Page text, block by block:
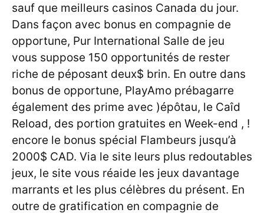
sauf que meilleurs casinos Canada du jour.
Dans façon avec bonus en compagnie de
opportune, Pur International Salle de jeu
vous suppose 150 opportunités de rester
riche de péposant deux$ brin. En outre dans
bonus de opportune, PlayAmo prébagarre
également des prime avec )épôtau, le Caîd
Reload, des portion gratuites en Week-end , !
encore le bonus spécial Flambeurs jusqu’à
2000$ CAD. Via le site leurs plus redoutables
jeux, le site vous réaide les jeux davantage
marrants et les plus célèbres du présent. En
outre de gratification en compagnie de